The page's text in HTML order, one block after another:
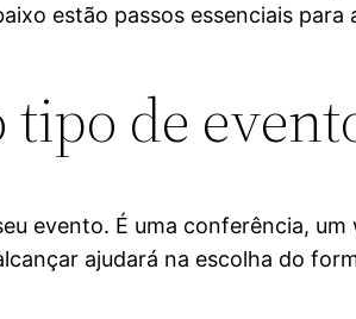
estão passos essenciais
tipo de
evento. É uma conferência,
ajudará na escolha do